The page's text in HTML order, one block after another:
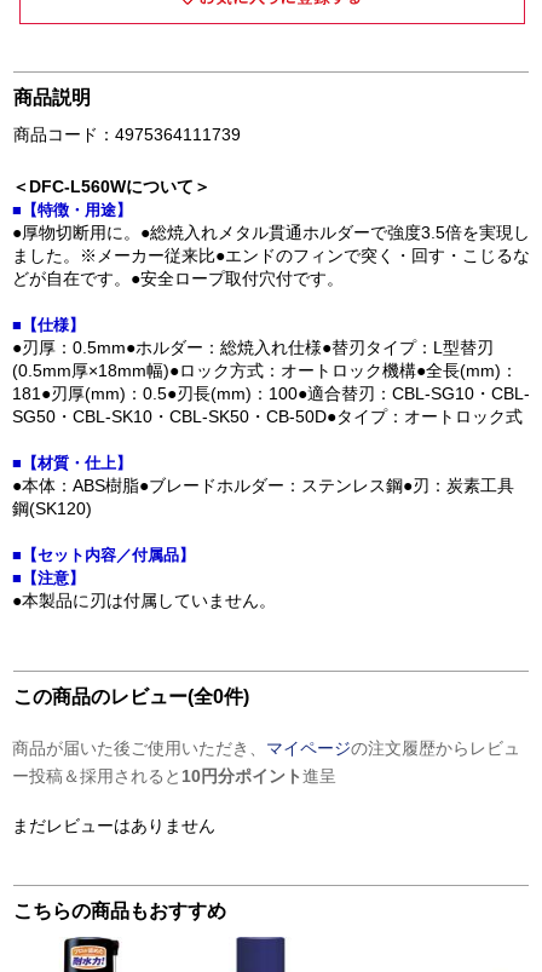
商品説明
商品コード：4975364111739
＜DFC-L560Wについて＞
■【特徴・用途】
●厚物切断用に。●総焼入れメタル貫通ホルダーで強度3.5倍を実現し
ました。※メーカー従来比●エンドのフィンで突く・回す・こじるな
どが自在です。●安全ロープ取付穴付です。
■【仕様】
●刃厚：0.5mm●ホルダー：総焼入れ仕様●替刃タイプ：L型替刃
(0.5mm厚×18mm幅)●ロック方式：オートロック機構●全長(mm)：
181●刃厚(mm)：0.5●刃長(mm)：100●適合替刃：CBL-SG10・CBL-
SG50・CBL-SK10・CBL-SK50・CB-50D●タイプ：オートロック式
■【材質・仕上】
●本体：ABS樹脂●ブレードホルダー：ステンレス鋼●刃：炭素工具
鋼(SK120)
■【セット内容／付属品】
■【注意】
●本製品に刃は付属していません。
この商品のレビュー(全0件)
商品が届いた後ご使用いただき、 マイページの注文履歴からレビュ
ー投稿＆採用されると 10円分ポイント進呈
まだレビューはありません
こちらの商品もおすすめ